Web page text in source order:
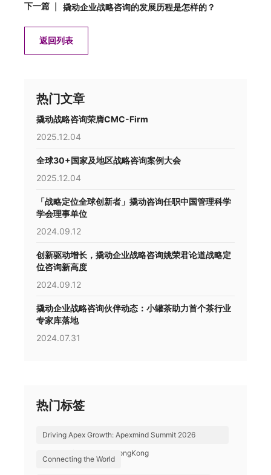
下一篇 ｜
撬动企业战略咨询的发展历程是怎样的？
返回列表
热门文章
撬动战略咨询荣膺CMC-Firm
2025.12.04
全球30+国家及地区战略咨询案例大会
2025.12.04
「战略定位全球创新者」撬动咨询任职中国管理科学
学会理事单位
2024.09.12
创新驱动增长，撬动企业战略咨询姚荣君论道战略定
位咨询新高度
2024.09.12
撬动企业战略咨询伙伴动态：小罐茶助力首个茶行业
专家库落地
2024.07.31
热门标签
Driving Apex Growth: Apexmind Summit 2026
Successfully Held in HongKong
Connecting the World